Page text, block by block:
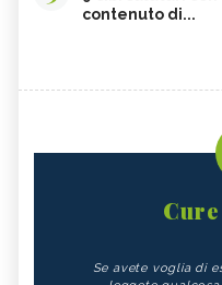
contenuto di...
Se avete voglia di